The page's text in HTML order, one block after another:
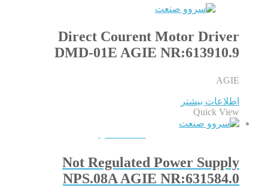
Direct Courent Motor Driver
DMD-01E AGIE NR:613910.9
AGIE
اطلاعات بیشتر
Quick View
Not Regulated Power Supply
NPS.08A AGIE NR:631584.0